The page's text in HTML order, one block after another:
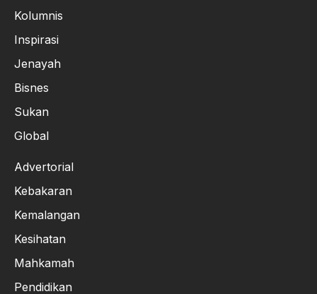
Kolumnis
Inspirasi
Jenayah
Bisnes
Sukan
Global
Advertorial
Kebakaran
Kemalangan
Kesihatan
Mahkamah
Pendidikan